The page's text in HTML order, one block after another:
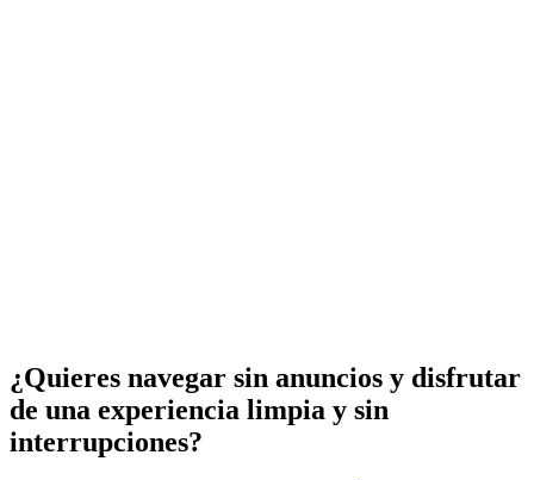
¿Quieres navegar sin anuncios y disfrutar
de una experiencia limpia y sin
interrupciones?